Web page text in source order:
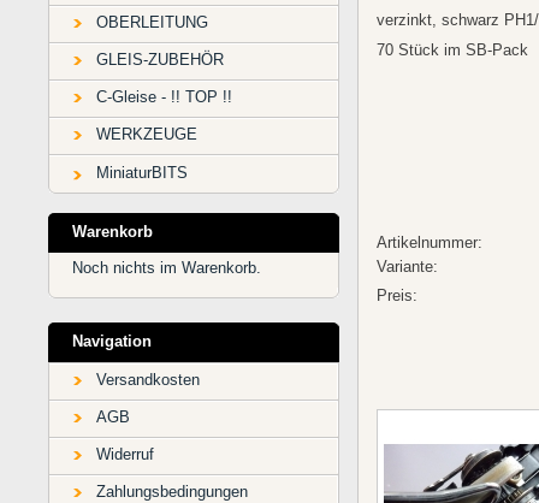
OBERLEITUNG
GLEIS-ZUBEHÖR
C-Gleise - !! TOP !!
WERKZEUGE
MiniaturBITS
Warenkorb
Noch nichts im Warenkorb.
Navigation
Versandkosten
AGB
Widerruf
Zahlungsbedingungen
verzinkt, schwarz
70 Stück im SB-Pack
Artikelnummer:
Variante:
Preis: